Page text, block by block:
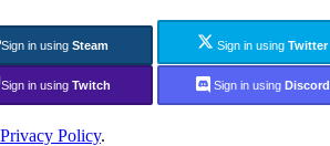
Sign in using Steam Sign in using Twitter
Sign in using Twitch Sign in using Discord
Privacy Policy.